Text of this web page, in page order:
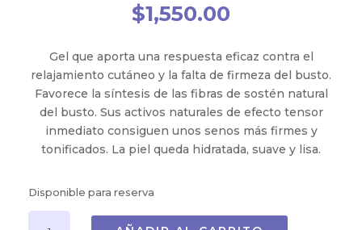
$1,550.00
Gel que aporta una respuesta eficaz contra el
relajamiento cutáneo y la falta de firmeza del busto.
Favorece la síntesis de las fibras de sostén natural
del busto. Sus activos naturales de efecto tensor
inmediato consiguen unos senos más firmes y
tonificados. La piel queda hidratada, suave y lisa.
Disponible para reserva